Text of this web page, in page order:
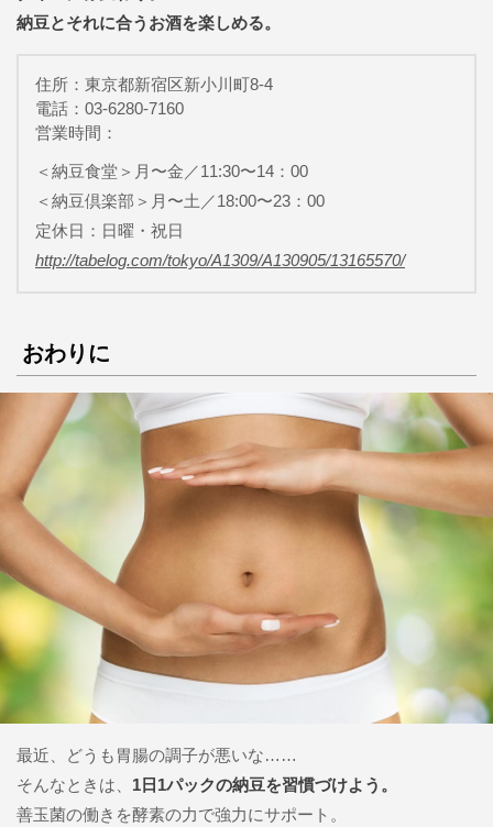
納豆とそれに合うお酒を楽しめる。
住所：東京都新宿区新小川町8-4
電話：03-6280-7160
営業時間：
＜納豆食堂＞月〜金／11:30〜14：00
＜納豆倶楽部＞月〜土／18:00〜23：00
定休日：日曜・祝日
http://tabelog.com/tokyo/A1309/A130905/13165570/
おわりに
最近、どうも胃腸の調子が悪いな……
そんなときは、 1日1パックの納豆を習慣づけよう。
善玉菌の働きを酵素の力で強力にサポート。